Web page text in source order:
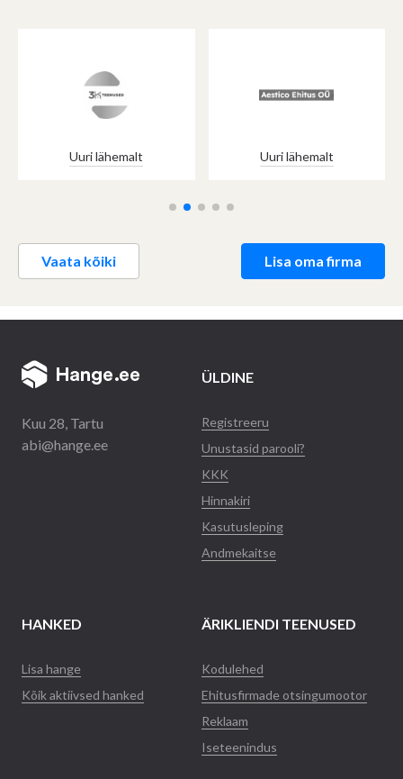
Uuri lähemalt Uuri lähemalt
Vaata kõiki Lisa oma firma
Kuu 28, Tartu
abi@hange.ee
ÜLDINE
Registreeru
Unustasid parooli?
KKK
Hinnakiri
Kasutusleping
Andmekaitse
HANKED
Lisa hange
Kõik aktiivsed hanked
ÄRIKLIENDI TEENUSED
Kodulehed
Ehitusfirmade otsingumootor
Reklaam
Iseteenindus